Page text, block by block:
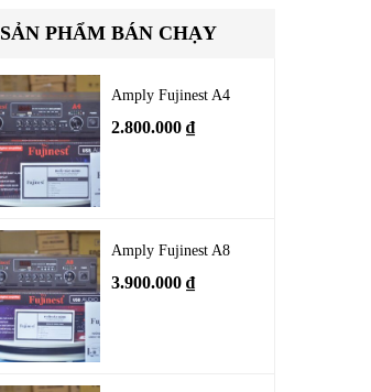
SẢN PHẨM BÁN CHẠY
Amply Fujinest A4
2.800.000 ₫
Amply Fujinest A8
3.900.000 ₫